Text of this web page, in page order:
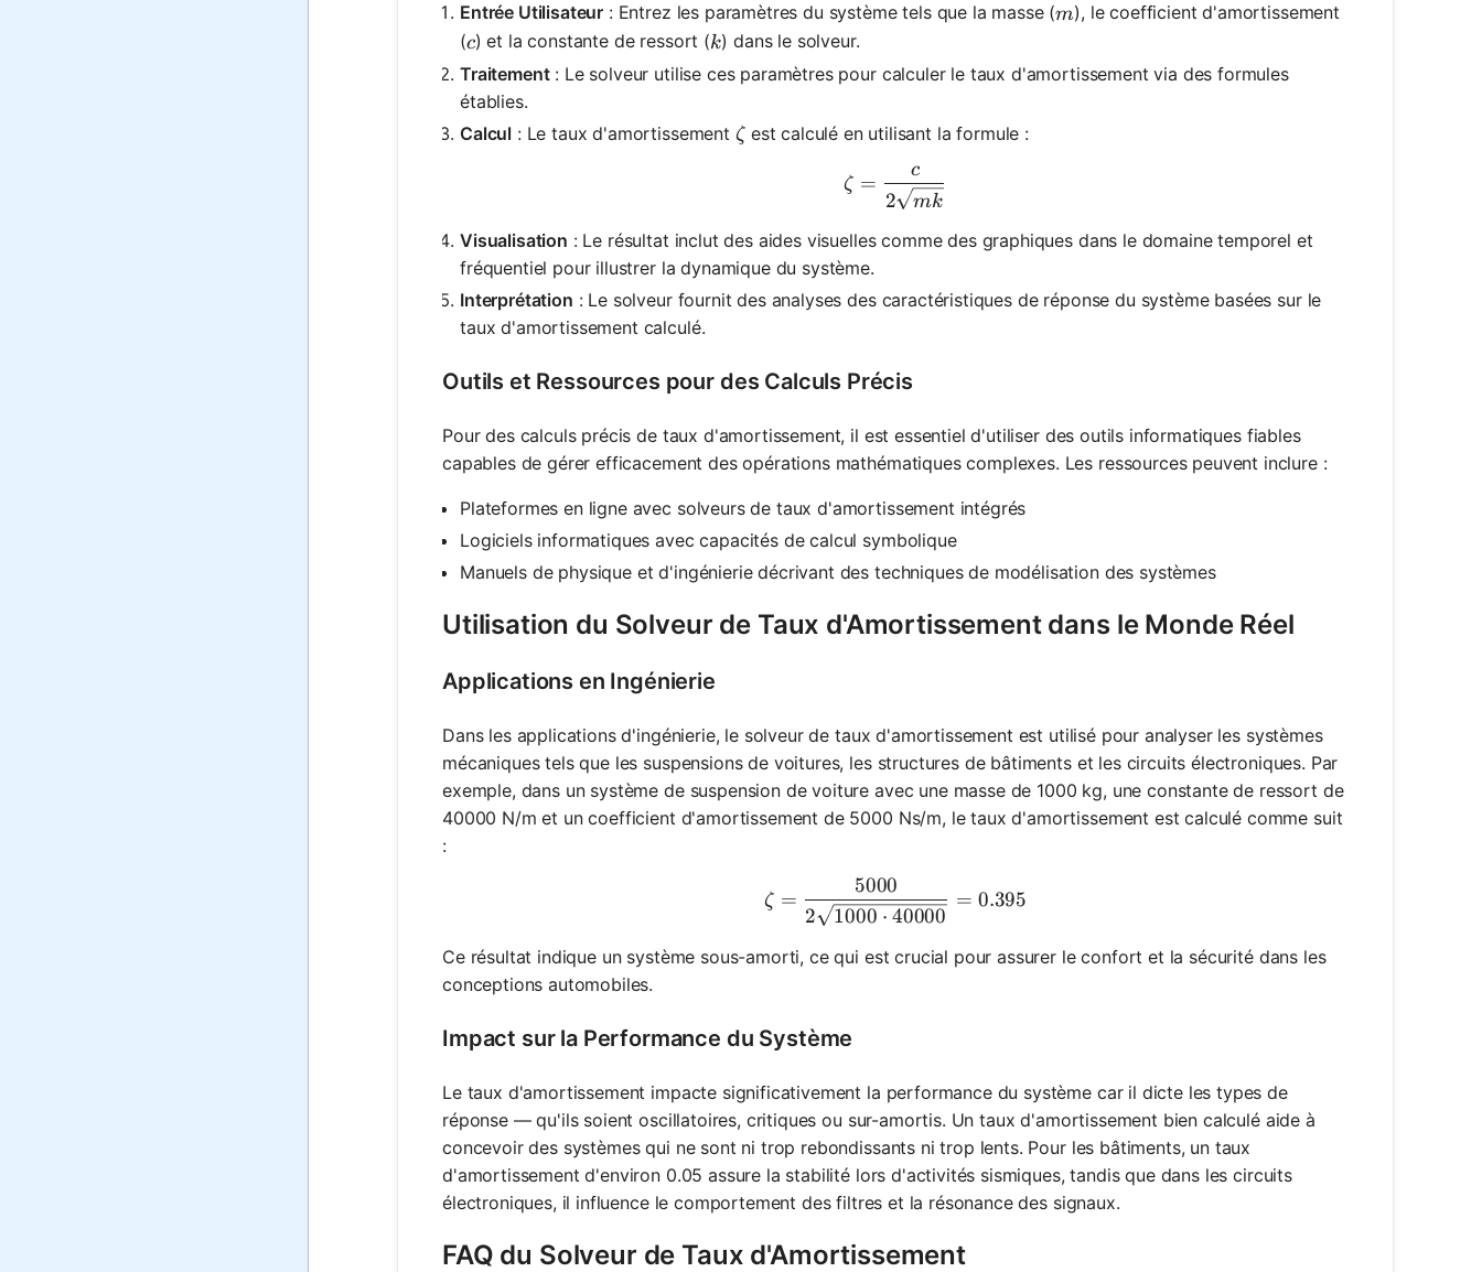
Entrée Utilisateur : Entrez les paramètres du système tels que la masse (m
m), le coefficient d'amortissement
(c
c) et la constante de ressort (k
k) dans le solveur.
Traitement: Le solveur utilise ces paramètres pour calculer le taux d'amortissement via des formules
établies.
Calcul : Le taux d'amortissement \zeta
ζ est calculé en utilisant la formule :
\zeta = \frac{c}{2 \sqrt{m k}}
ζ =
2 mk
c
Visualisation : Le résultat inclut des aides visuelles comme des graphiques dans le domaine temporel et
fréquentiel pour illustrer la dynamique du système.
Interprétation : Le solveur fournit des analyses des caractéristiques de réponse du système basées sur le
taux d'amortissement calculé.
Outils et Ressources pour des Calculs Précis
Pour des calculs précis de taux d'amortissement, il est essentiel d'utiliser des outils informatiques fiables
capables de gérer efficacement des opérations mathématiques complexes. Les ressources peuvent inclure :
Plateformes en ligne avec solveurs de taux d'amortissement intégrés
Logiciels informatiques avec capacités de calcul symbolique
Manuels de physique et d'ingénierie décrivant des techniques de modélisation des systèmes
Utilisation du Solveur de Taux d'Amortissement dans le Monde Réel
Applications en Ingénierie
Dans les applications d'ingénierie, le solveur de taux d'amortissement est utilisé pour analyser les systèmes
mécaniques tels que les suspensions de voitures, les structures de bâtiments et les circuits électroniques. Par
exemple, dans un système de suspension de voiture avec une masse de 1000 kg, une constante de ressort de
40000 N/m et un coefficient d'amortissement de 5000 Ns/m, le taux d'amortissement est calculé comme suit
:
\zeta = \frac{5000}{2 \sqrt{1000 \cdot 40000}} = 0.395
ζ =
2 1000 ⋅ 40000
5000
= 0.395
Ce résultat indique un système sous-amorti, ce qui est crucial pour assurer le confort et la sécurité dans les
conceptions automobiles.
Impact sur la Performance du Système
Le taux d'amortissement impacte significativement la performance du système car il dicte les types de
réponse — qu'ils soient oscillatoires, critiques ou sur-amortis. Un taux d'amortissement bien calculé aide à
concevoir des systèmes qui ne sont ni trop rebondissants ni trop lents. Pour les bâtiments, un taux
d'amortissement d'environ 0.05 assure la stabilité lors d'activités sismiques, tandis que dans les circuits
électroniques, il influence le comportement des filtres et la résonance des signaux.
FAQ du Solveur de Taux d'Amortissement